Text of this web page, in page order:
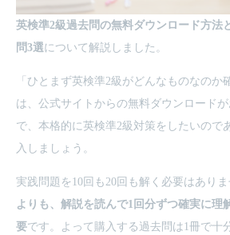
英検準2級過去問の無料ダウンロード方法
問3選について解説しました。
「ひとまず英検準2級がどんなものなのか
は、公式サイトからの無料ダウンロード
で、本格的に英検準2級対策をしたいので
入しましょう。
実践問題を10回も20回も解く必要はありま
よりも、解説を読んで1回分ずつ確実に理
要です。よって購入する過去問は1冊で十